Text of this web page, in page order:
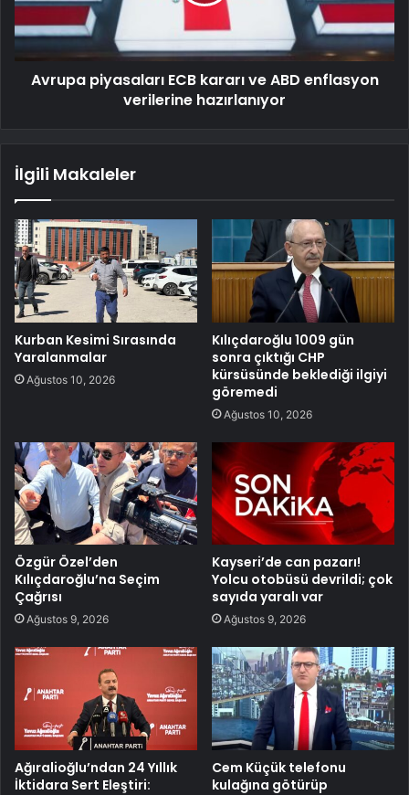
Avrupa piyasaları ECB kararı ve ABD enflasyon
verilerine hazırlanıyor
İlgili Makaleler
Kurban Kesimi Sırasında
Yaralanmalar
Ağustos 10, 2026
Kılıçdaroğlu 1009 gün
sonra çıktığı CHP
kürsüsünde beklediği ilgiyi
göremedi
Ağustos 10, 2026
Özgür Özel’den
Kılıçdaroğlu’na Seçim
Çağrısı
Ağustos 9, 2026
Kayseri’de can pazarı!
Yolcu otobüsü devrildi; çok
sayıda yaralı var
Ağustos 9, 2026
Ağıralioğlu’ndan 24 Yıllık
İktidara Sert Eleştiri:
Cem Küçük telefonu
kulağına götürüp